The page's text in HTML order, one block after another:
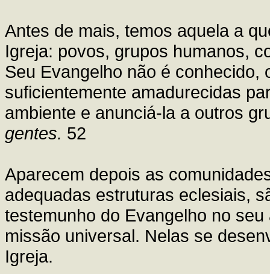
Antes de mais, temos aquela a
Igreja: povos, grupos humanos,
Seu Evangelho não é
suficientemente amadurecidas
ambiente e anunciá-la a outros
gentes. 52
Aparecem depois as
adequadas estruturas eclesiais,
testemunho do Evangelho no
missão universal. Nelas se
Igreja.